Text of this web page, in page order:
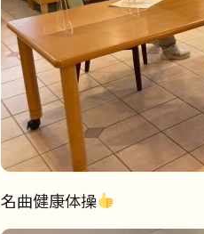
名曲健康体操